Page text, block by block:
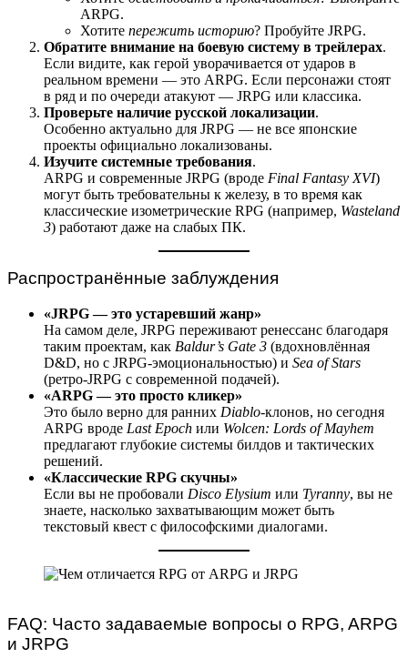
ARPG.
Хотите пережить историю? Пробуйте JRPG.
Обратите внимание на боевую систему в трейлерах.
Если видите, как герой уворачивается от ударов в
реальном времени — это ARPG. Если персонажи стоят
в ряд и по очереди атакуют — JRPG или классика.
Проверьте наличие русской локализации.
Особенно актуально для JRPG — не все японские
проекты официально локализованы.
Изучите системные требования.
ARPG и современные JRPG (вроде Final Fantasy XVI)
могут быть требовательны к железу, в то время как
классические изометрические RPG (например, Wasteland
3) работают даже на слабых ПК.
Распространённые заблуждения
«JRPG — это устаревший жанр»
На самом деле, JRPG переживают ренессанс благодаря
таким проектам, как Baldur’s Gate 3 (вдохновлённая
D&D, но с JRPG-эмоциональностью) и Sea of Stars
(ретро-JRPG с современной подачей).
«ARPG — это просто кликер»
Это было верно для ранних Diablo-клонов, но сегодня
ARPG вроде Last Epoch или Wolcen: Lords of Mayhem
предлагают глубокие системы билдов и тактических
решений.
«Классические RPG скучны»
Если вы не пробовали Disco Elysium или Tyranny, вы не
знаете, насколько захватывающим может быть
текстовый квест с философскими диалогами.
FAQ: Часто задаваемые вопросы о RPG, ARPG
и JRPG